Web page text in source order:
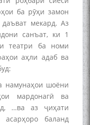
ба рӯҳи замон
мекард. Аз
санъат, ки 1
театри ба номи
аҳли адаб ва
намунаҳои шоёни
мардонагӣ ва
…ва аз ҷиҳати
баланд